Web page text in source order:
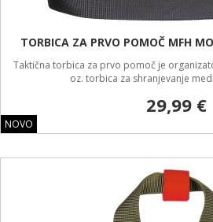
NOVO
TORBICA ZA PRVO POMOČ MFH
Taktična torbica za prvo pomoč je
oz. torbica za shranjevanje
29,99 €